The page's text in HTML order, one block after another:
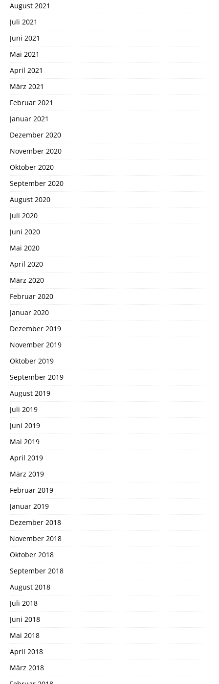
August 2021
Juli 2021
Juni 2021
Mai 2021
April 2021
März 2021
Februar 2021
Januar 2021
Dezember 2020
November 2020
Oktober 2020
September 2020
August 2020
Juli 2020
Juni 2020
Mai 2020
April 2020
März 2020
Februar 2020
Januar 2020
Dezember 2019
November 2019
Oktober 2019
September 2019
August 2019
Juli 2019
Juni 2019
Mai 2019
April 2019
März 2019
Februar 2019
Januar 2019
Dezember 2018
November 2018
Oktober 2018
September 2018
August 2018
Juli 2018
Juni 2018
Mai 2018
April 2018
März 2018